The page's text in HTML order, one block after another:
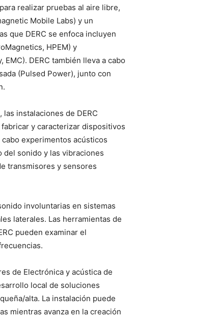
realizar pruebas al aire libre,
Mobile Labs) y un
que DERC se enfoca incluyen
HPEM) y
DERC también lleva a cabo
(Pulsed Power), junto con
instalaciones de DERC
y caracterizar dispositivos
experimentos acústicos
sonido y las vibraciones
transmisores y sensores
involuntarias en sistemas
laterales. Las herramientas de
pueden examinar el
de Electrónica y acústica de
local de soluciones
alta. La instalación puede
mientras avanza en la creación